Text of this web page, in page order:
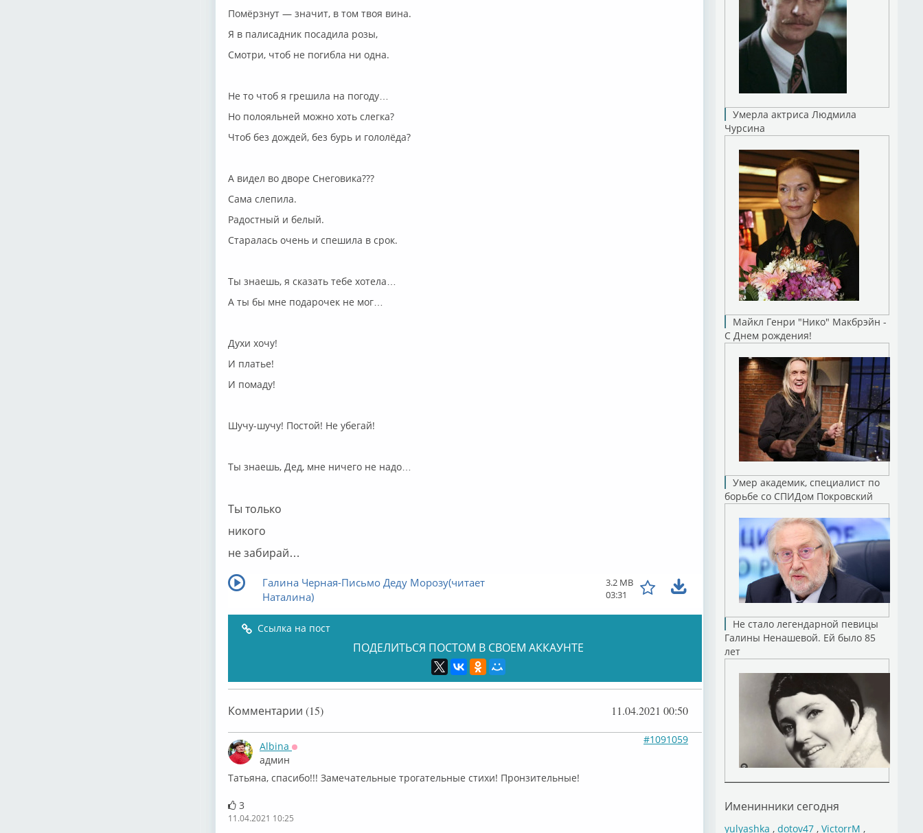
Помёрзнут — значит, в том твоя вина.
Я в палисадник посадила розы,
Смотри, чтоб не погибла ни одна.
Не то чтоб я грешила на погоду…
Но полояльней можно хоть слегка?
Чтоб без дождей, без бурь и гололёда?
А видел во дворе Снеговика???
Сама слепила.
Радостный и белый.
Старалась очень и спешила в срок.
Ты знаешь, я сказать тебе хотела…
А ты бы мне подарочек не мог…
Духи хочу!
И платье!
И помаду!
Шучу-шучу! Постой! Не убегай!
Ты знаешь, Дед, мне ничего не надо…
Ты только
никого
не забирай…
Галина Черная-Письмо Деду Морозу(читает
Наталина)
3.2 MB
03:31
Ссылка на пост
ПОДЕЛИТЬСЯ ПОСТОМ В СВОЕМ АККАУНТЕ
Комментарии (15) 11.04.2021 00:50
Albina
админ
#1091059
Татьяна, спасибо!!! Замечательные трогательные стихи! Пронзительные!
3
11.04.2021 10:25
Умерла актриса Людмила
Чурсина
Майкл Генри "Нико" Макбрэйн -
С Днем рождения!
Умер академик, специалист по
борьбе со СПИДом Покровский
Не стало легендарной певицы
Галины Ненашевой. Ей было 85
лет
Именинники сегодня
yulyashka , dotov47, VictorrM ,